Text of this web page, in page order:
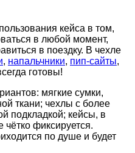
кейса в том,
в любой момент,
в поездку. В чехле
, напальчники, пип-сайты,
готовы!
мягкие сумки,
ткани; чехлы с более
подкладкой; кейсы, в
чётко фиксируется.
по душе и будет